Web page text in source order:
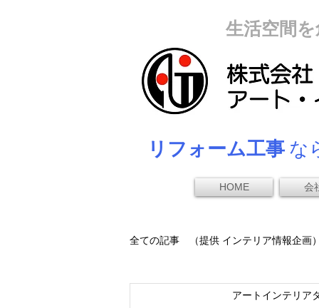
生活空間
リフォーム工事な
HOME 会
全ての記事 （提供 インテリア情報企画
アートインテリア